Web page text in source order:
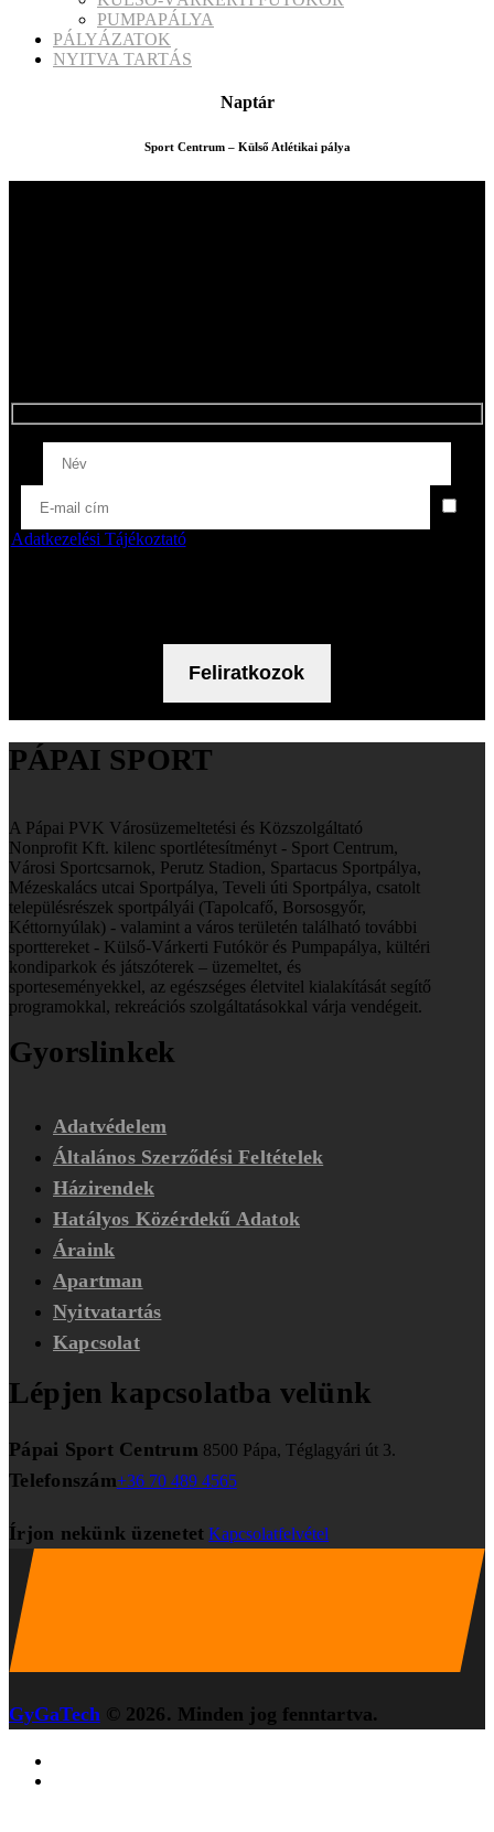
PUMPAPÁLYA
PÁLYÁZATOK
NYITVA TARTÁS
Naptár
Sport Centrum – Külső Atlétikai pálya
Adatkezelési Tájékoztatót elolvastam, rendelkezéseit megértettem és
PÁPAI SPORT
A Pápai PVK Városüzemeltetési és Közszolgáltató
Nonprofit Kft. kilenc sportlétesítményt - Sport Centrum,
Városi Sportcsarnok, Perutz Stadion, Spartacus Sportpálya,
Mézeskalács utcai Sportpálya, Teveli úti Sportpálya, csatolt
településrészek sportpályái (Tapolcafő, Borsosgyőr,
Kéttornyúlak) - valamint a város területén található további
sporttereket - Külső-Várkerti Futókör és Pumpapálya, kültéri
kondiparkok és játszóterek – üzemeltet, és
sporteseményekkel, az egészséges életvitel kialakítását segítő
programokkal, rekreációs szolgáltatásokkal várja vendégeit.
Gyorslinkek
Adatvédelem
Általános Szerződési Feltételek
Házirendek
Hatályos Közérdekű Adatok
Áraink
Apartman
Nyitvatartás
Kapcsolat
Lépjen kapcsolatba velünk
Pápai Sport Centrum 8500 Pápa, Téglagyári út 3.
Telefonszám+36 70 489 4565
Írjon nekünk üzenetet Kapcsolatfelvétel
GyGaTech© 2026. Minden jog fenntartva.